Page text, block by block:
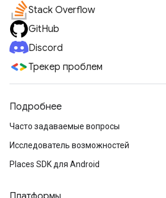
Stack Overflow
GitHub
Discord
Трекер проблем
Подробнее
Часто задаваемые вопросы
Исследователь возможностей
Places SDK для Android